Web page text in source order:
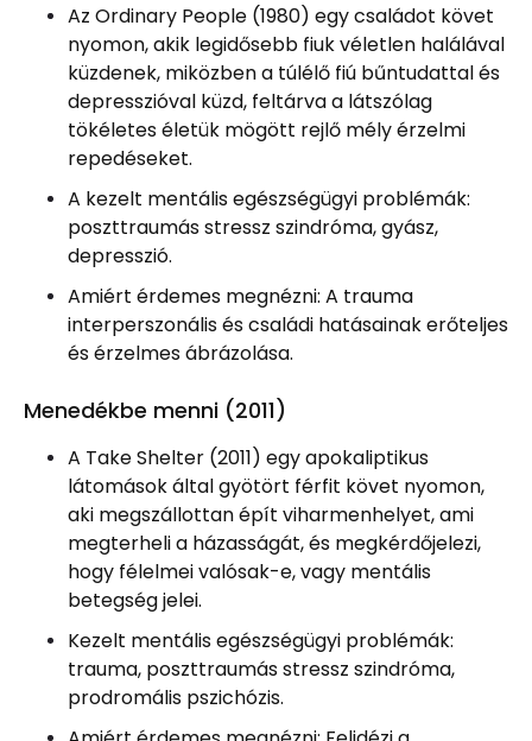
Az Ordinary People (1980) egy családot követ
nyomon, akik legidősebb fiuk véletlen halálával
küzdenek, miközben a túlélő fiú bűntudattal és
depresszióval küzd, feltárva a látszólag
tökéletes életük mögött rejlő mély érzelmi
repedéseket.
A kezelt mentális egészségügyi problémák:
poszttraumás stressz szindróma, gyász,
depresszió.
Amiért érdemes megnézni: A trauma
interperszonális és családi hatásainak erőteljes
és érzelmes ábrázolása.
Menedékbe menni (2011)
A Take Shelter (2011) egy apokaliptikus
látomások által gyötört férfit követ nyomon,
aki megszállottan épít viharmenhelyet, ami
megterheli a házasságát, és megkérdőjelezi,
hogy félelmei valósak-e, vagy mentális
betegség jelei.
Kezelt mentális egészségügyi problémák:
trauma, poszttraumás stressz szindróma,
prodromális pszichózis.